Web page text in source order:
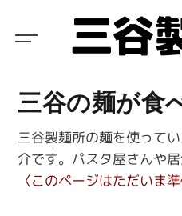
三谷の麺が食
三谷製麺所の麺を使って
介です。 パスタ屋さんや
〈このページはただいま